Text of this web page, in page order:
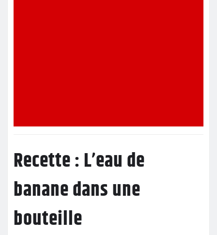
Recette : L’eau de
banane dans une
bouteille